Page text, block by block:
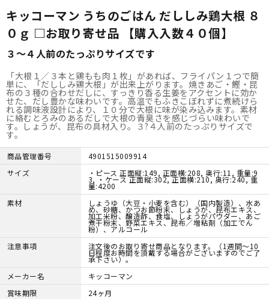
キッコーマン うちのごはん だししみ鶏大根 ８
０ｇ □お取り寄せ品 【購入入数４０個】
３～４人前のたっぷりサイズです
「大根１／３本と鶏もも肉１枚」があれば、フライパン１つで簡
単に、「だししみ鶏大根」が出来上がります。焼きあご・鰹・昆
布の３種の合わせだしに、すっきり香る生姜をアクセントに効か
せた、だし豊かな味わいです。高温でもふきこぼれずに煮続けら
れる調味液設計により、１０分で大根に味が染み込みます。素材
に絡むとろみのあるだしで大根の青臭さを感じづらい味わいで
す。しょうが、昆布の具材入り。３?４人前のたっぷりサイズで
す。
商品管理番号
4901515009914
サイズ
・ピース 正面縦:149, 正面横:208, 奥行:11, 重量:9
3, ・ケース 正面縦:302, 正面横:210, 奥行:240, 重
量:4200
素材
しょうゆ（大豆・小麦を含む）（国内製造）、水あ
め、砂糖、かつお節粉末、しょうが、昆布エキス、
加工米粉、醸造酢、食塩、しょうがパウダー、あご
煮干粉末、野菜エキス、昆布／増粘剤（加工でん
粉）、アルコール
注意事項
注文後のお取り寄せ商品となります。（1週間～10
日程度お時間を頂戴する場合がございますのでご了
承下さい）。
メーカー名
キッコーマン
賞味期限
24ヶ月